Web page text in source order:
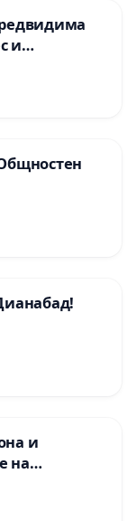
и
от
и
на